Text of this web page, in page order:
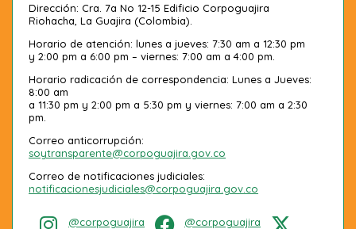
Dirección: Cra. 7a No 12-15 Edificio Corpoguajira
Riohacha, La Guajira (Colombia).
Horario de atención: lunes a jueves: 7:30 am a 12:30 pm
y 2:00 pm a 6:00 pm – viernes: 7:00 am a 4:00 pm.
Horario radicación de correspondencia: Lunes a Jueves:
8:00 am
a 11:30 pm y 2:00 pm a 5:30 pm y viernes: 7:00 am a 2:30
pm.
Correo anticorrupción:
soytransparente@corpoguajira.gov.co
Correo de notificaciones judiciales:
notificacionesjudiciales@corpoguajira.gov.co
@corpoguajira @corpoguajira